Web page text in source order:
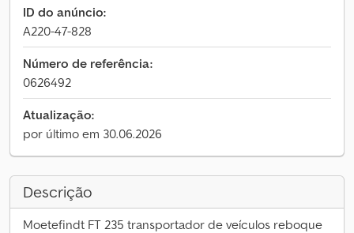
ID do anúncio:
A220-47-828
Número de referência:
0626492
Atualização:
por último em 30.06.2026
Descrição
Moetefindt FT 235 transportador de veículos reboque